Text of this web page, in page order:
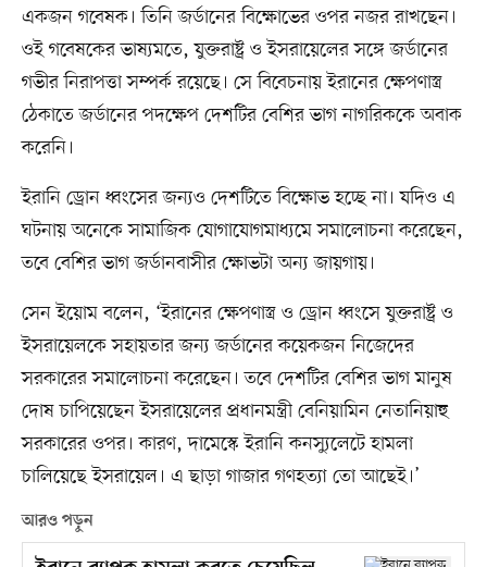
একজন গবেষক। তিনি জর্ডানের বিক্ষোভের ওপর নজর রাখছেন।
ওই গবেষকের ভাষ্যমতে, যুক্তরাষ্ট্র ও ইসরায়েলের সঙ্গে জর্ডানের
গভীর নিরাপত্তা সম্পর্ক রয়েছে। সে বিবেচনায় ইরানের ক্ষেপণাস্ত্র
ঠেকাতে জর্ডানের পদক্ষেপ দেশটির বেশির ভাগ নাগরিককে অবাক
করেনি।
ইরানি ড্রোন ধ্বংসের জন্যও দেশটিতে বিক্ষোভ হচ্ছে না। যদিও এ
ঘটনায় অনেকে সামাজিক যোগাযোগমাধ্যমে সমালোচনা করেছেন,
তবে বেশির ভাগ জর্ডানবাসীর ক্ষোভটা অন্য জায়গায়।
সেন ইয়োম বলেন, ‘ইরানের ক্ষেপণাস্ত্র ও ড্রোন ধ্বংসে যুক্তরাষ্ট্র ও
ইসরায়েলকে সহায়তার জন্য জর্ডানের কয়েকজন নিজেদের
সরকারের সমালোচনা করেছেন। তবে দেশটির বেশির ভাগ মানুষ
দোষ চাপিয়েছেন ইসরায়েলের প্রধানমন্ত্রী বেনিয়ামিন নেতানিয়াহু
সরকারের ওপর। কারণ, দামেস্কে ইরানি কনস্যুলেটে হামলা
চালিয়েছে ইসরায়েল। এ ছাড়া গাজার গণহত্যা তো আছেই।’
আরও পড়ুন